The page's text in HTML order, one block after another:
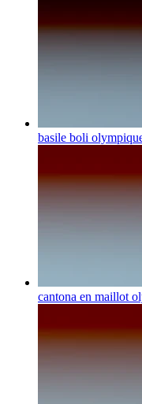
basile boli
cantona en maillot